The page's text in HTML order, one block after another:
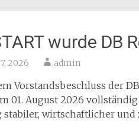
wurde DB
2026 admin
Vorstandsbeschluss der
01. August 2026
wirtschaftlicher und